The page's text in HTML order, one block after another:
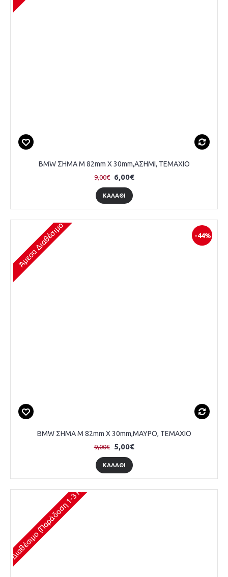
BMW ΣΗΜΑ M 82mm X 30mm,ΑΣΗΜΙ, ΤΕΜΑΧΙΟ
9,00€ 6,00€
ΚΑΛΆΘΙ
-44%
Άμεσα Διαθέσιμο
BMW ΣΗΜΑ M 82mm X 30mm,ΜΑΥΡΟ, ΤΕΜΑΧΙΟ
9,00€ 5,00€
ΚΑΛΆΘΙ
Διαθέσιμο (Παράδοση 1-3 Ημέρες)